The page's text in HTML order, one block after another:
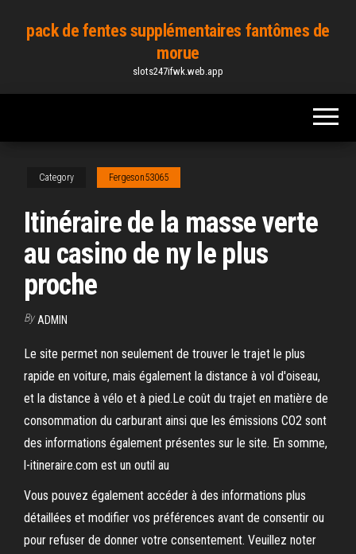
pack de fentes supplémentaires fantômes de
morue
slots247ifwk.web.app
Category Fergeson53065
Itinéraire de la masse verte
au casino de ny le plus
proche
By ADMIN
Le site permet non seulement de trouver le trajet le plus
rapide en voiture, mais également la distance à vol d'oiseau,
et la distance à vélo et à pied.Le coût du trajet en matière de
consommation du carburant ainsi que les émissions CO2 sont
des informations également présentes sur le site. En somme,
l-itineraire.com est un outil au
Vous pouvez également accéder à des informations plus
détaillées et modifier vos préférences avant de consentir ou
pour refuser de donner votre consentement. Veuillez noter